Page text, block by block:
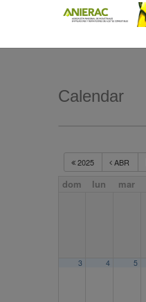
Calendar
2025 ABR
dom lun mar
3 4 5